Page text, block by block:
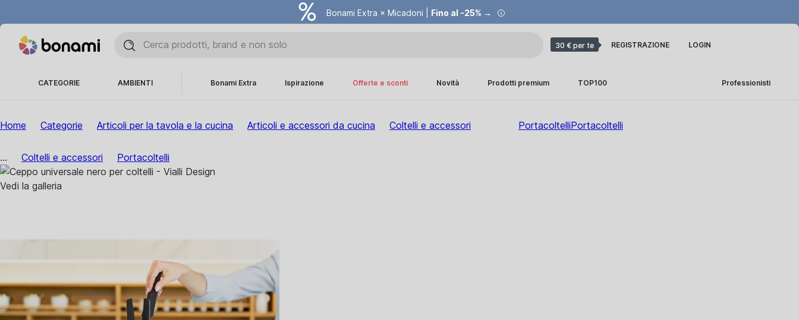
Bonami Extra × Micadoni | Fino al -25% →
30 € per te REGISTRAZIONE LOGIN
CATEGORIE AMBIENTI Bonami Extra Ispirazione Offerte e sconti Novità Prodotti premium TOP100 Professionisti
Home Categorie Articoli per la tavola e la cucina Articoli e accessori da cucina Coltelli e accessori PortacoltelliPortacoltelli
... Coltelli e accessori Portacoltelli
Vedi la galleria